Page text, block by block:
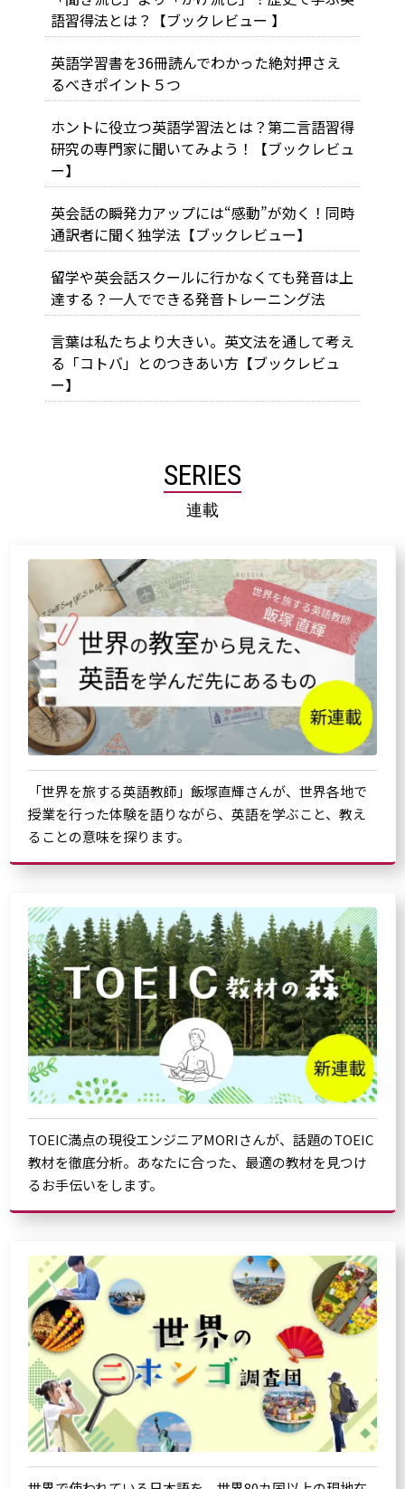
語習得法とは？【ブックレビュー 】
英語学習書を36冊読んでわかった絶対押さえ
るべきポイント５つ
ホントに役立つ英語学習法とは？第二言語習得
研究の専門家に聞いてみよう！【ブックレビュ
ー】
英会話の瞬発力アップには“感動”が効く！同時
通訳者に聞く独学法【ブックレビュー】
留学や英会話スクールに行かなくても発音は上
達する？一人でできる発音トレーニング法
言葉は私たちより大きい。英文法を通して考え
る「コトバ」とのつきあい方【ブックレビュ
ー】
SERIES
連載
「世界を旅する英語教師」飯塚直輝さんが、世界各地で
授業を行った体験を語りながら、英語を学ぶこと、教え
ることの意味を探ります。
TOEIC満点の現役エンジニアMORIさんが、話題のTOEIC
教材を徹底分析。あなたに合った、最適の教材を見つけ
るお手伝いをします。